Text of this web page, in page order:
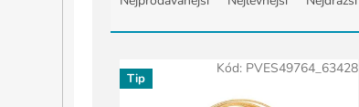
e
Tip
Kód: PVES49764_63428